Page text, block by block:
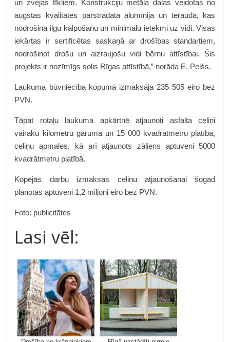
un zvejas tīkliem. Konstrukciju metāla daļas veidotas no
augstas kvalitātes pārstrādāta alumīnija un tērauda, kas
nodrošina ilgu kalpošanu un minimālu ietekmi uz vidi. Visas
iekārtas ir sertificētas saskaņā ar drošības standartiem,
nodrošinot drošu un aizraujošu vidi bērnu attīstībai. Šis
projekts ir nozīmīgs solis Rīgas attīstībā,” norāda E. Pelšs.
Laukuma būvniecība kopumā izmaksāja 235 505 eiro bez
PVN.
Tāpat rotaļu laukuma apkārtnē atjaunoti asfalta celiņi
vairāku kilometru garumā un 15 000 kvadrātmetru platībā,
celiņu apmales, kā arī atjaunots zāliens aptuveni 5000
kvadrātmetru platībā.
Kopējās darbu izmaksas celiņu atjaunošanai šogad
plānotas aptuveni 1,2 miljoni eiro bez PVN.
Foto: publicitātes
Lasi vēl: